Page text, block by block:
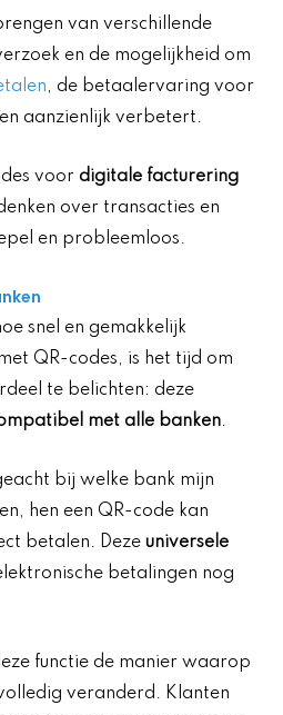
van verschillende
en de mogelijkheid om
, de betaalervaring voor
aanzienlijk verbetert.
voor digitale facturering
over transacties en
en probleemloos.
snel en gemakkelijk
QR-codes, is het tijd om
te belichten: deze
met alle banken.
bij welke bank mijn
hen een QR-code kan
betalen. Deze universele
betalingen nog
functie de manier waarop
veranderd. Klanten